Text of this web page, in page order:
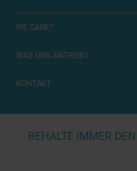
WE CARE™
WAS UNS ANTREIBT
KONTAKT
BEHALTE IMMER